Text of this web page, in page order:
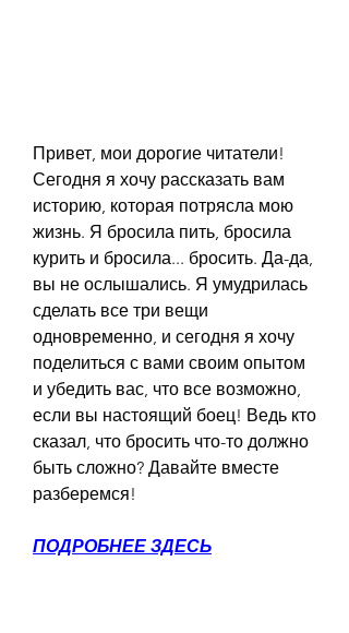
Привет, мои дорогие читатели!
Сегодня я хочу рассказать вам
историю, которая потрясла мою
жизнь. Я бросила пить, бросила
курить и бросила... бросить. Да-да,
вы не ослышались. Я умудрилась
сделать все три вещи
одновременно, и сегодня я хочу
поделиться с вами своим опытом
и убедить вас, что все возможно,
если вы настоящий боец! Ведь кто
сказал, что бросить что-то должно
быть сложно? Давайте вместе
разберемся!
ПОДРОБНЕЕ ЗДЕСЬ